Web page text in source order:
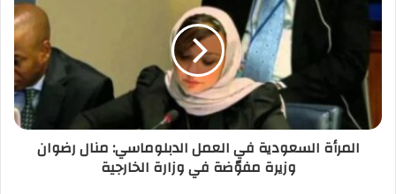
المرأة السعودية في العمل الدبلوماسي: منال رضوان
وزيرة مفوّضة في وزارة الخارجية